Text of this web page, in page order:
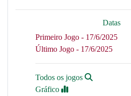
Datas
Primeiro Jogo - 17/6/2025
Último Jogo - 17/6/2025
Todos os jogos
Gráfico